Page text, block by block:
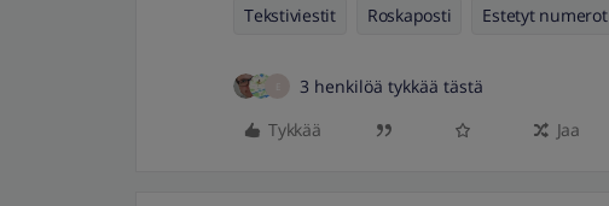
Tekstiviestit Roskaposti Estetyt numerot
3 henkilöä tykkää tästä
Tykkää
Jaa